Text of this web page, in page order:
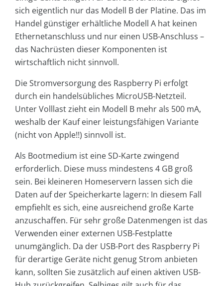
sich eigentlich nur das Modell B der Platine. Das im
Handel günstiger erhältliche Modell A hat keinen
Ethernetanschluss und nur einen USB-Anschluss –
das Nachrüsten dieser Komponenten ist
wirtschaftlich nicht sinnvoll.
Die Stromversorgung des Raspberry Pi erfolgt
durch ein handelsübliches MicroUSB-Netzteil.
Unter Volllast zieht ein Modell B mehr als 500 mA,
weshalb der Kauf einer leistungsfähigen Variante
(nicht von Apple!!) sinnvoll ist.
Als Bootmedium ist eine SD-Karte zwingend
erforderlich. Diese muss mindestens 4 GB groß
sein. Bei kleineren Homeservern lassen sich die
Daten auf der Speicherkarte lagern: In diesem Fall
empfiehlt es sich, eine ausreichend große Karte
anzuschaffen. Für sehr große Datenmengen ist das
Verwenden einer externen USB-Festplatte
unumgänglich. Da der USB-Port des Raspberry Pi
für derartige Geräte nicht genug Strom anbieten
kann, sollten Sie zusätzlich auf einen aktiven USB-